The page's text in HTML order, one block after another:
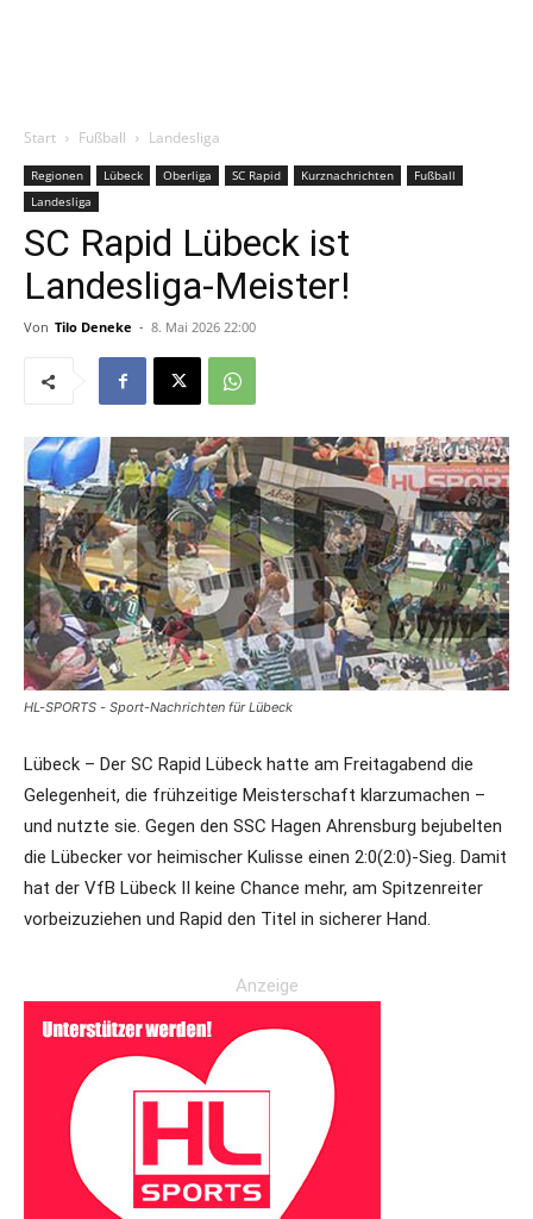
Start Fußball Landesliga
Regionen Lübeck Oberliga SC Rapid Kurznachrichten
Fußball
Landesliga
SC Rapid Lübeck ist
Landesliga-Meister!
Von Tilo Deneke - 8. Mai 2026 22:00
HL-SPORTS - Sport-Nachrichten für Lübeck
Lübeck – Der SC Rapid Lübeck hatte am Freitagabend die
Gelegenheit, die frühzeitige Meisterschaft klarzumachen –
und nutzte sie. Gegen den SSC Hagen Ahrensburg bejubelten
die Lübecker vor heimischer Kulisse einen 2:0(2:0)-Sieg. Damit
hat der VfB Lübeck II keine Chance mehr, am Spitzenreiter
vorbeizuziehen und Rapid den Titel in sicherer Hand.
Anzeige